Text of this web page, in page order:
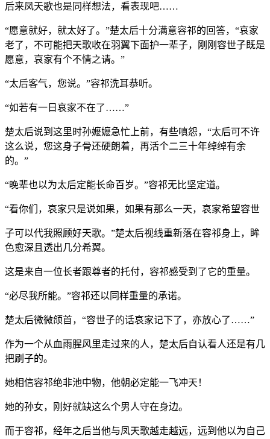
后来凤天歌也是同样想法，看表现吧……
“愿意就好，就太好了。”楚太后十分满意容祁的回答，“哀家
老了，不可能把天歌收在羽翼下面护一辈子，刚刚容世子既是
愿意，哀家有个不情之请。”
“太后客气，您说。”容祁洗耳恭听。
“如若有一日哀家不在了……”
楚太后说到这里时孙嬷嬷急忙上前，有些嗔怨，“太后可不许
这么说，您这身子骨还硬朗着，再活个二三十年绰绰有余
的。”
“晚辈也以为太后定能长命百岁。”容祁无比坚定道。
“看你们，哀家只是说如果，如果有那么一天，哀家希望容世
子可以代我照顾好天歌。”楚太后视线重新落在容祁身上，眸
色愈深且透出几分希翼。
这是来自一位长者跟尊者的托付，容祁感受到了它的重量。
“必尽我所能。”容祁还以同样重量的承诺。
楚太后微微颌首，“容世子的话哀家记下了，亦放心了……”
作为一个从血雨腥风里走过来的人，楚太后自认看人还是有几
把刷子的。
她相信容祁绝非池中物，他朝必定能一飞冲天！
她的孙女，刚好就缺这么个男人守在身边。
而于容祁，经年之后当他与凤天歌越走越远，远到他以为自己